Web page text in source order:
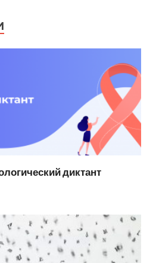
диктант